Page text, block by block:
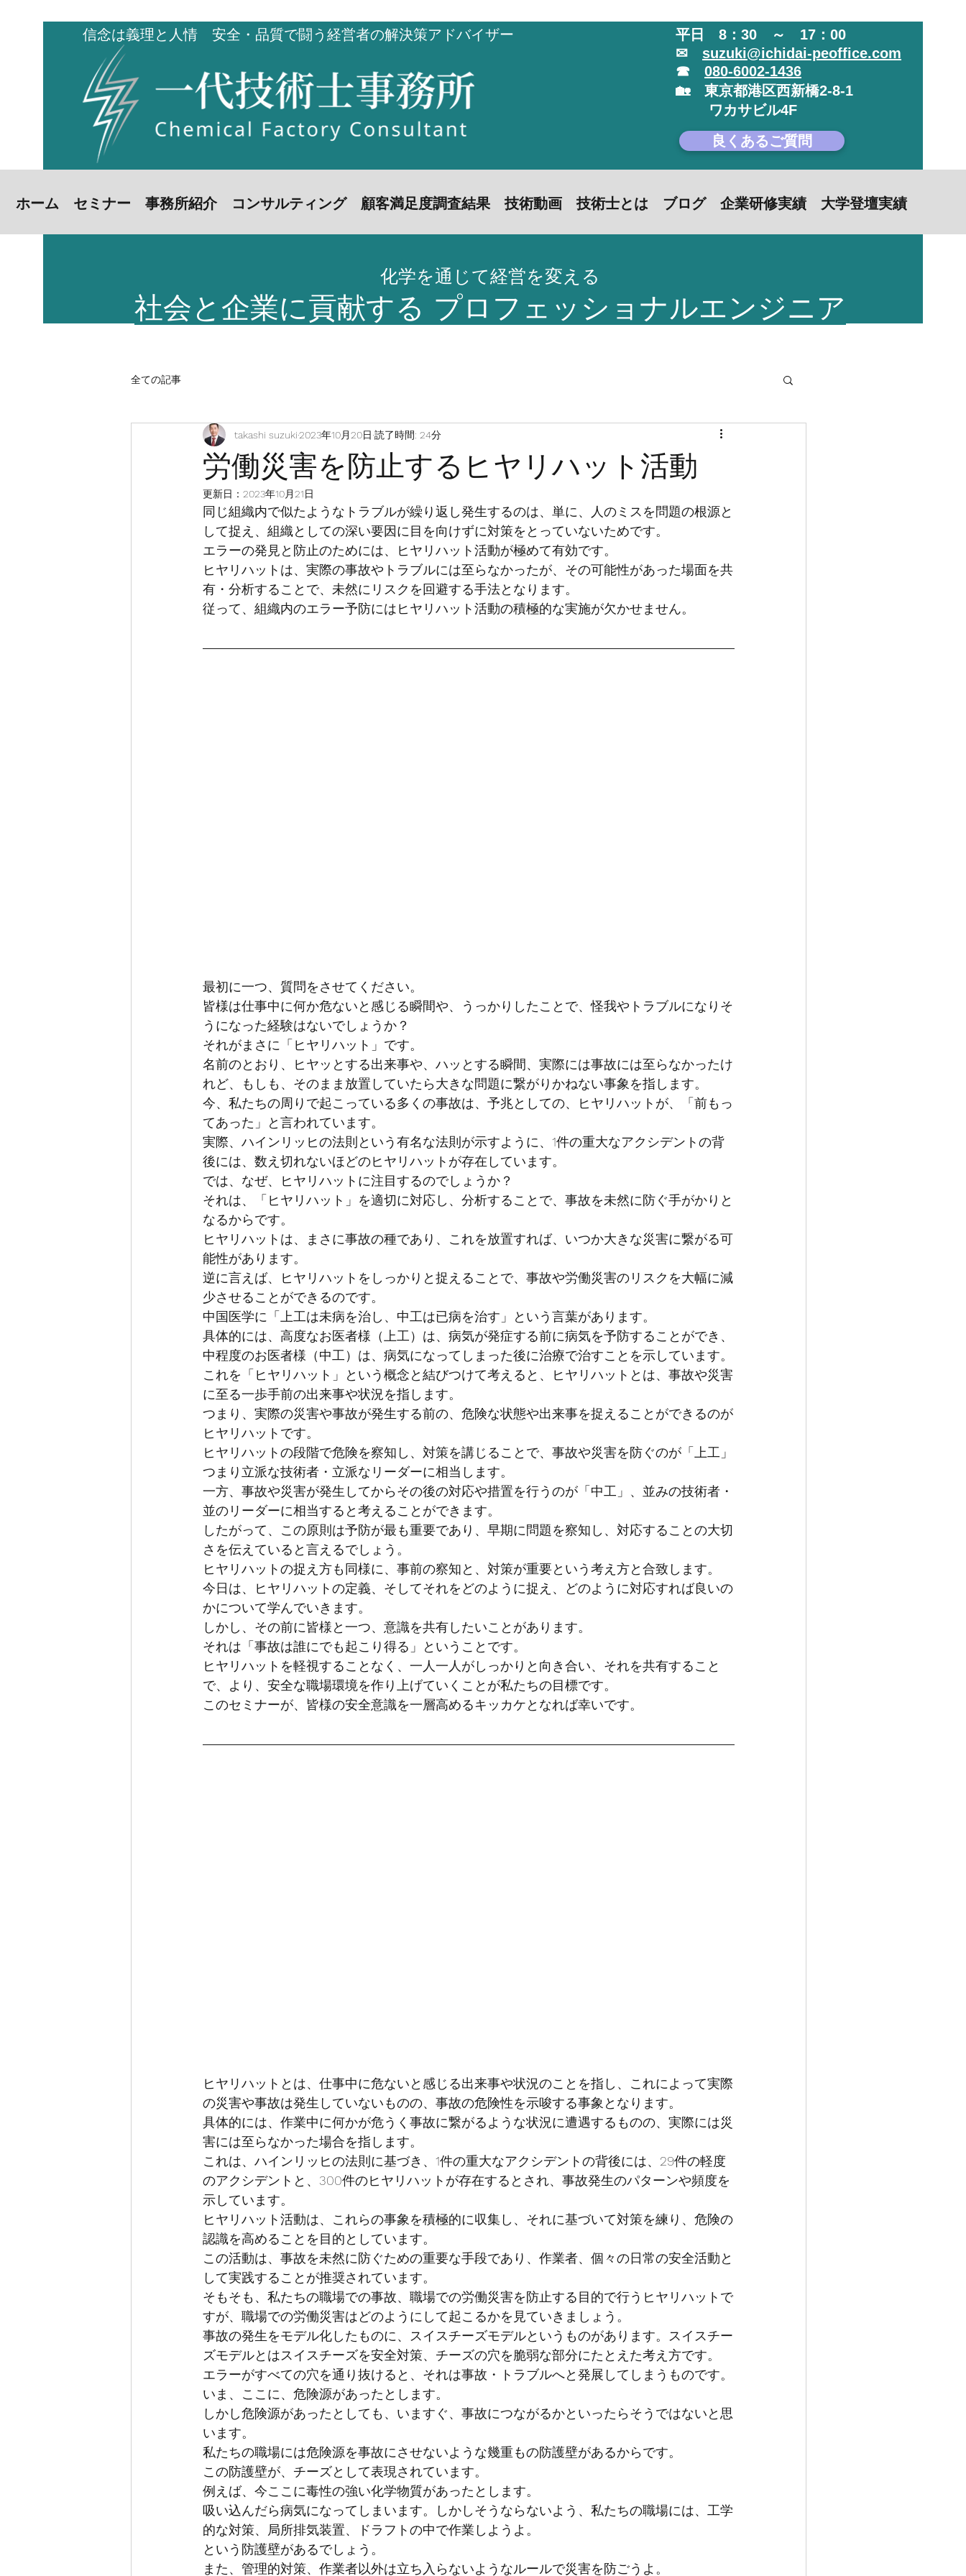
信念は義理と人情 安全・品質で闘う経営者の解決策アドバイザー
平日 8：30 ～ 17：00
✉ suzuki@ichidai-peoffice.com
☎ 080-6002-1436
🏡 東京都港区西新橋2-8-1
​ ワカサビル4F
良くあるご質問
ホーム セミナー 事務所紹介 コンサルティング 顧客満足度調査結果 技術動画 技術士とは ブログ 企業研修実績 大学登壇実績
化学を通じて経営を変える
社会と企業に貢献する プロフェッショナルエンジニア
全ての記事
労働災害を防止するヒヤリハット活動
takashi suzuki2023年10月20日 読了時間: 24分
更新日： 2023年10月21日
同じ組織内で似たようなトラブルが繰り返し発生するのは、単に、人のミスを問題の根源と
して捉え、組織としての深い要因に目を向けずに対策をとっていないためです。
エラーの発見と防止のためには、ヒヤリハット活動が極めて有効です。
ヒヤリハットは、実際の事故やトラブルには至らなかったが、その可能性があった場面を共
有・分析することで、未然にリスクを回避する手法となります。
従って、組織内のエラー予防にはヒヤリハット活動の積極的な実施が欠かせません。
最初に一つ、質問をさせてください。
皆様は仕事中に何か危ないと感じる瞬間や、うっかりしたことで、怪我やトラブルになりそ
うになった経験はないでしょうか？
それがまさに「ヒヤリハット」です。
名前のとおり、ヒヤッとする出来事や、ハッとする瞬間、実際には事故には至らなかったけ
れど、もしも、そのまま放置していたら大きな問題に繋がりかねない事象を指します。
今、私たちの周りで起こっている多くの事故は、予兆としての、ヒヤリハットが、「前もっ
てあった」と言われています。
実際、ハインリッヒの法則という有名な法則が示すように、1件の重大なアクシデントの背
後には、数え切れないほどのヒヤリハットが存在しています。
では、なぜ、ヒヤリハットに注目するのでしょうか？
それは、「ヒヤリハット」を適切に対応し、分析することで、事故を未然に防ぐ手がかりと
なるからです。
ヒヤリハットは、まさに事故の種であり、これを放置すれば、いつか大きな災害に繋がる可
能性があります。
逆に言えば、ヒヤリハットをしっかりと捉えることで、事故や労働災害のリスクを大幅に減
少させることができるのです。
中国医学に「上工は未病を治し、中工は已病を治す」という言葉があります。
具体的には、高度なお医者様（上工）は、病気が発症する前に病気を予防することができ、
中程度のお医者様（中工）は、病気になってしまった後に治療で治すことを示しています。
これを「ヒヤリハット」という概念と結びつけて考えると、ヒヤリハットとは、事故や災害
に至る一歩手前の出来事や状況を指します。
つまり、実際の災害や事故が発生する前の、危険な状態や出来事を捉えることができるのが
ヒヤリハットです。
ヒヤリハットの段階で危険を察知し、対策を講じることで、事故や災害を防ぐのが「上工」
つまり立派な技術者・立派なリーダーに相当します。
一方、事故や災害が発生してからその後の対応や措置を行うのが「中工」、並みの技術者・
並のリーダーに相当すると考えることができます。
したがって、この原則は予防が最も重要であり、早期に問題を察知し、対応することの大切
さを伝えていると言えるでしょう。
ヒヤリハットの捉え方も同様に、事前の察知と、対策が重要という考え方と合致します。
今日は、ヒヤリハットの定義、そしてそれをどのように捉え、どのように対応すれば良いの
かについて学んでいきます。
しかし、その前に皆様と一つ、意識を共有したいことがあります。
それは「事故は誰にでも起こり得る」ということです。
ヒヤリハットを軽視することなく、一人一人がしっかりと向き合い、それを共有すること
で、より、安全な職場環境を作り上げていくことが私たちの目標です。
このセミナーが、皆様の安全意識を一層高めるキッカケとなれば幸いです。
ヒヤリハットとは、仕事中に危ないと感じる出来事や状況のことを指し、これによって実際
の災害や事故は発生していないものの、事故の危険性を示唆する事象となります。
具体的には、作業中に何かが危うく事故に繋がるような状況に遭遇するものの、実際には災
害には至らなかった場合を指します。
これは、ハインリッヒの法則に基づき、1件の重大なアクシデントの背後には、29件の軽度
のアクシデントと、300件のヒヤリハットが存在するとされ、事故発生のパターンや頻度を
示しています。
ヒヤリハット活動は、これらの事象を積極的に収集し、それに基づいて対策を練り、危険の
認識を高めることを目的としています。
この活動は、事故を未然に防ぐための重要な手段であり、作業者、個々の日常の安全活動と
して実践することが推奨されています。
そもそも、私たちの職場での事故、職場での労働災害を防止する目的で行うヒヤリハットで
すが、職場での労働災害はどのようにして起こるかを見ていきましょう。
事故の発生をモデル化したものに、スイスチーズモデルというものがあります。スイスチー
ズモデルとはスイスチーズを安全対策、チーズの穴を脆弱な部分にたとえた考え方です。
エラーがすべての穴を通り抜けると、それは事故・トラブルへと発展してしまうものです。
いま、ここに、危険源があったとします。
しかし危険源があったとしても、いますぐ、事故につながるかといったらそうではないと思
います。
私たちの職場には危険源を事故にさせないような幾重もの防護壁があるからです。
この防護壁が、チーズとして表現されています。
例えば、今ここに毒性の強い化学物質があったとします。
吸い込んだら病気になってしまいます。しかしそうならないよう、私たちの職場には、工学
的な対策、局所排気装置、ドラフトの中で作業しようよ。
という防護壁があるでしょう。
また、管理的対策、作業者以外は立ち入らないようなルールで災害を防ごうよ。